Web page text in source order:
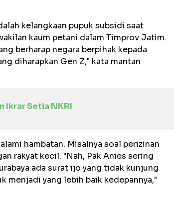
kelangkaan pupuk subsidi saat
kaum petani dalam Timprov Jatim.
berharap negara berpihak kepada
diharapkan Gen Z," kata mantan
Ikrar Setia NKRI
hambatan. Misalnya soal perizinan
rakyat kecil. "Nah, Pak Anies sering
ada surat ijo yang tidak kunjung
menjadi yang lebih baik kedepannya,"